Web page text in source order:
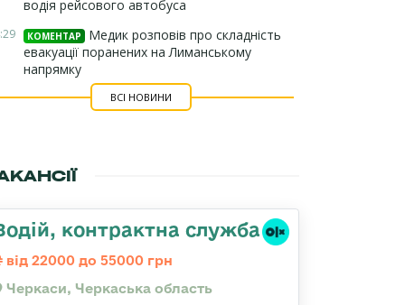
водія рейсового автобуса
КОМЕНТАР
Медик розповів про складність
евакуації поранених на Лиманському
напрямку
ВСІ НОВИНИ
контрактна служба
від 22000 до 55000 грн
Черкаси, Черкаська область